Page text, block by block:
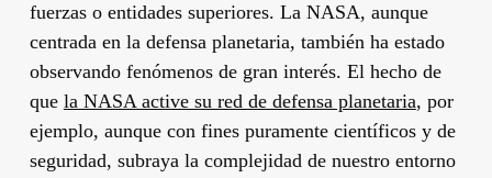
fuerzas o entidades superiores. La NASA, aunque
centrada en la defensa planetaria, también ha estado
observando fenómenos de gran interés. El hecho de
que la NASA active su red de defensa planetaria, por
ejemplo, aunque con fines puramente científicos y de
seguridad, subraya la complejidad de nuestro entorno